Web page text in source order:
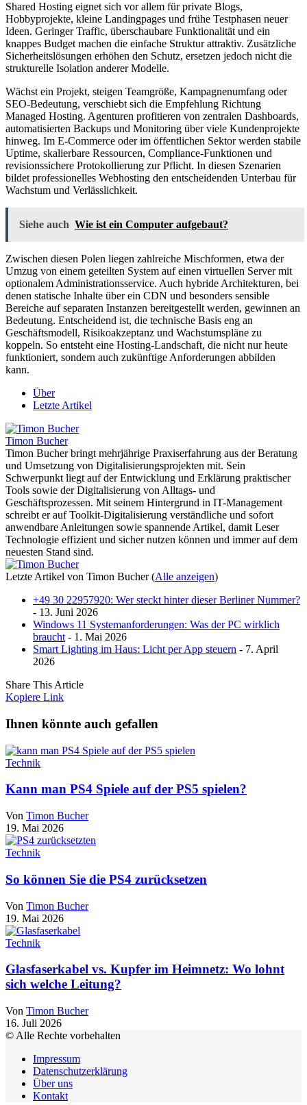
Shared Hosting eignet sich vor allem für private Blogs,
Hobbyprojekte, kleine Landingpages und frühe Testphasen neuer
Ideen. Geringer Traffic, überschaubare Funktionalität und ein
knappes Budget machen die einfache Struktur attraktiv. Zusätzliche
Sicherheitslösungen erhöhen den Schutz, ersetzen jedoch nicht die
strukturelle Isolation anderer Modelle.
Wächst ein Projekt, steigen Teamgröße, Kampagnenumfang oder
SEO-Bedeutung, verschiebt sich die Empfehlung Richtung
Managed Hosting. Agenturen profitieren von zentralen Dashboards,
automatisierten Backups und Monitoring über viele Kundenprojekte
hinweg. Im E-Commerce oder im öffentlichen Sektor werden stabile
Uptime, skalierbare Ressourcen, Compliance-Funktionen und
revisionssichere Protokollierung zur Pflicht. In diesen Szenarien
bildet professionelles Webhosting den entscheidenden Unterbau für
Wachstum und Verlässlichkeit.
Siehe auch Wie ist ein Computer aufgebaut?
Zwischen diesen Polen liegen zahlreiche Mischformen, etwa der
Umzug von einem geteilten System auf einen virtuellen Server mit
optionalem Administrationsservice. Auch hybride Architekturen, bei
denen statische Inhalte über ein CDN und besonders sensible
Bereiche auf separaten Instanzen bereitgestellt werden, gewinnen an
Bedeutung. Entscheidend ist, die technische Basis eng an
Geschäftsmodell, Risikoakzeptanz und Wachstumspläne zu
koppeln. So entsteht eine Hosting-Landschaft, die nicht nur heute
funktioniert, sondern auch zukünftige Anforderungen abbilden
kann.
Über
Letzte Artikel
Timon Bucher
Timon Bucher bringt mehrjährige Praxiserfahrung aus der Beratung
und Umsetzung von Digitalisierungsprojekten mit. Sein
Schwerpunkt liegt auf der Entwicklung und Erklärung praktischer
Tools sowie der Digitalisierung von Alltags- und
Geschäftsprozessen. Mit seinem Hintergrund in IT-Management
schreibt er auf Toolkit-Digitalisierung verständliche und sofort
anwendbare Anleitungen sowie spannende Artikel, damit Leser
Technologie effizient und sicher nutzen können und immer auf dem
neuesten Stand sind.
Letzte Artikel von Timon Bucher(Alle anzeigen)
+49 30 22957920: Wer steckt hinter dieser Berliner Nummer?
- 13. Juni 2026
Windows 11 Systemanforderungen: Was der PC wirklich
braucht - 1. Mai 2026
Smart Lighting im Haus: Licht per App steuern - 7. April
2026
Share This Article
Kopiere Link
Ihnen könnte auch gefallen
Technik
Kann man PS4 Spiele auf der PS5 spielen?
Von Timon Bucher
19. Mai 2026
Technik
So können Sie die PS4 zurücksetzen
Von Timon Bucher
19. Mai 2026
Technik
Glasfaserkabel vs. Kupfer im Heimnetz: Wo lohnt
sich welche Leitung?
Von Timon Bucher
16. Juli 2026
© Alle Rechte vorbehalten
Impressum
Datenschutzerklärung
Über uns
Kontakt